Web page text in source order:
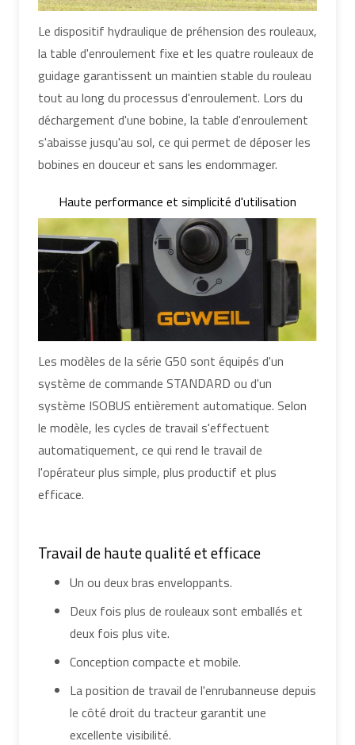
Le dispositif hydraulique de préhension des rouleaux,
la table d'enroulement fixe et les quatre rouleaux de
guidage garantissent un maintien stable du rouleau
tout au long du processus d'enroulement. Lors du
déchargement d'une bobine, la table d'enroulement
s'abaisse jusqu'au sol, ce qui permet de déposer les
bobines en douceur et sans les endommager.
Haute performance et simplicité d'utilisation
Les modèles de la série G50 sont équipés d'un
système de commande STANDARD ou d'un
système ISOBUS entièrement automatique. Selon
le modèle, les cycles de travail s'effectuent
automatiquement, ce qui rend le travail de
l'opérateur plus simple, plus productif et plus
efficace.
Travail de haute qualité et efficace
Un ou deux bras enveloppants.
Deux fois plus de rouleaux sont emballés et
deux fois plus vite.
Conception compacte et mobile.
La position de travail de l'enrubanneuse depuis
le côté droit du tracteur garantit une
excellente visibilité.